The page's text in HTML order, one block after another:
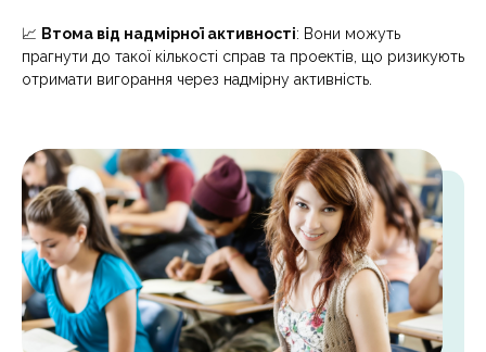
📈 Втома від надмірної активності: Вони можуть
прагнути до такої кількості справ та проектів, що ризикують
отримати вигорання через надмірну активність.